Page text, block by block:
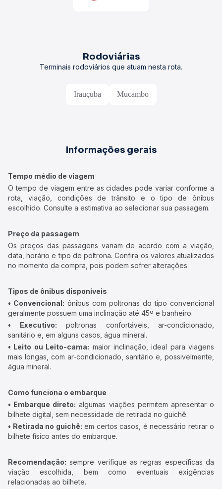
Rodoviárias
Terminais rodoviários que atuam nesta rota.
Irauçuba Mucambo
Informações gerais
Tempo médio de viagem
O tempo de viagem entre as cidades pode variar conforme a
rota, viação, condições de trânsito e o tipo de ônibus
escolhido. Consulte a estimativa ao selecionar sua passagem.
Preço da passagem
Os preços das passagens variam de acordo com a viação,
data, horário e tipo de poltrona. Confira os valores atualizados
no momento da compra, pois podem sofrer alterações.
Tipos de ônibus disponíveis
• Convencional: ônibus com poltronas do tipo convencional
geralmente possuem uma inclinação até 45º e banheiro.
• Executivo: poltronas confortáveis, ar-condicionado,
sanitário e, em alguns casos, água mineral.
• Leito ou Leito-cama: maior inclinação, ideal para viagens
mais longas, com ar-condicionado, sanitário e, possivelmente,
água mineral.
Como funciona o embarque
• Embarque direto: algumas viações permitem apresentar o
bilhete digital, sem necessidade de retirada no guichê.
• Retirada no guichê: em certos casos, é necessário retirar o
bilhete físico antes do embarque.
Recomendação: sempre verifique as regras específicas da
viação escolhida, bem como eventuais exigências
relacionadas ao bilhete.